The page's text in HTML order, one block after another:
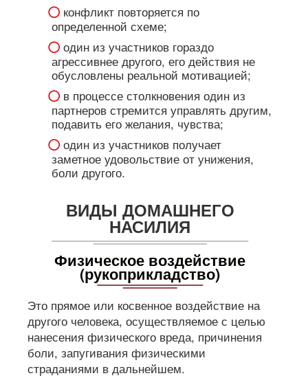
конфликт повторяется по
определенной схеме;
один из участников гораздо
агрессивнее другого, его действия не
обусловлены реальной мотивацией;
в процессе столкновения один из
партнеров стремится управлять другим,
подавить его желания, чувства;
один из участников получает
заметное удовольствие от унижения,
боли другого.
ВИДЫ ДОМАШНЕГО
НАСИЛИЯ
Физическое воздействие
(рукоприкладство)
Это прямое или косвенное воздействие на
другого человека, осуществляемое с целью
нанесения физического вреда, причинения
боли, запугивания физическими
страданиями в дальнейшем.